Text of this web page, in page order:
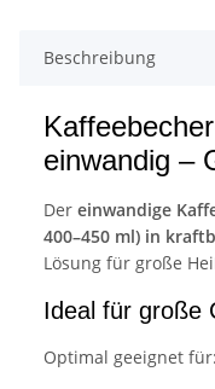
Beschreibung
einwandig –
Der einwandige
400–450 ml) in
Lösung für große
Ideal für große
Optimal geeignet für: